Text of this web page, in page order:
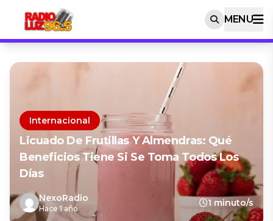
MENU
Internacional
Licuado De Frutillas Y Almendras: Qué
Beneficios Tiene Si Se Toma Todos Los
Días
NexoRadio
Hace 1 año
1 minuto/s